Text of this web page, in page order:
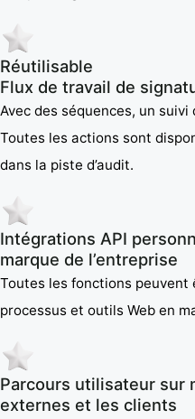
Réutilisable
Flux de travail de
Avec des séquences, un
Toutes les actions sont
dans la piste d’audit.
Intégrations API
marque de l’entreprise
Toutes les fonctions
processus et outils Web en
Parcours utilisateur sur
externes et les clients